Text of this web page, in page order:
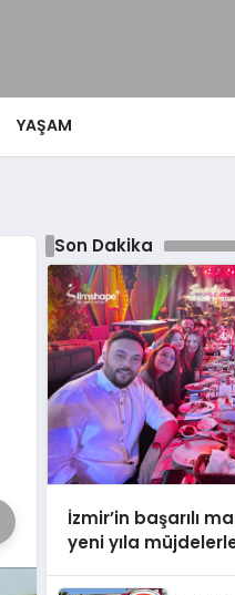
YAŞAM
Son Dakika
İzmir’in başarılı
yeni yıla